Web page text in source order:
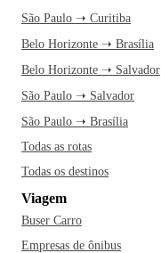
São Paulo ➝ Curitiba
Belo Horizonte ➝ Brasília
Belo Horizonte ➝ Salvador
São Paulo ➝ Salvador
São Paulo ➝ Brasília
Todas as rotas
Todas os destinos
Viagem
Buser Carro
Empresas de ônibus